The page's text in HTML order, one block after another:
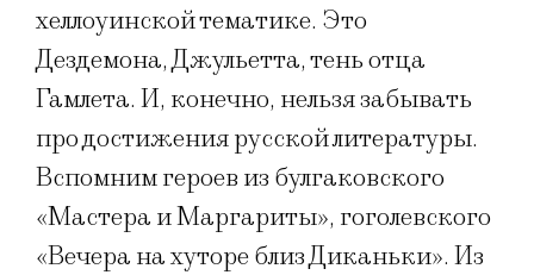
хеллоуинской тематике. Это
Дездемона, Джульетта, тень отца
Гамлета. И, конечно, нельзя забывать
про достижения русской литературы.
Вспомним героев из булгаковского
«Мастера и Маргариты», гоголевского
«Вечера на хуторе близ Диканьки». Из